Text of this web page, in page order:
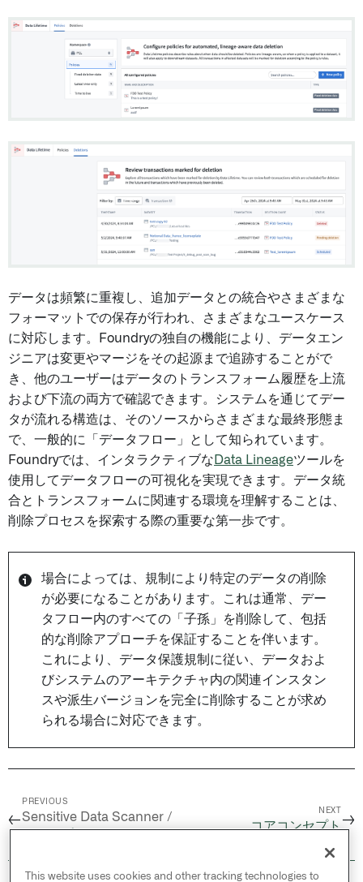
データは頻繁に重複し、追加データとの統合やさまざまな
フォーマットでの保存が行われ、さまざまなユースケース
に対応します。Foundryの独自の機能により、データエン
ジニアは変更やマージをその起源まで追跡することがで
き、他のユーザーはデータのトランスフォーム履歴を上流
および下流の両方で確認できます。システムを通じてデー
タが流れる構造は、そのソースからさまざまな最終形態ま
で、一般的に「データフロー」として知られています。
Foundryでは、インタラクティブな Data Lineageツールを
使用してデータフローの可視化を実現できます。データ統
合とトランスフォームに関連する環境を理解することは、
削除プロセスを探索する際の重要な第一歩です。
場合によっては、規制により特定のデータの削除
が必要になることがあります。これは通常、デー
タフロー内のすべての「子孫」を削除して、包括
的な削除アプローチを保証することを伴います。
これにより、データ保護規制に従い、データおよ
びシステムのアーキテクチャ内の関連インスタン
スや派生バージョンを完全に削除することが求め
られる場合に対応できます。
←
PREVIOUS
Sensitive Data Scanner /
NEXT
コアコンセプト →
This website uses cookies and other tracking technologies to